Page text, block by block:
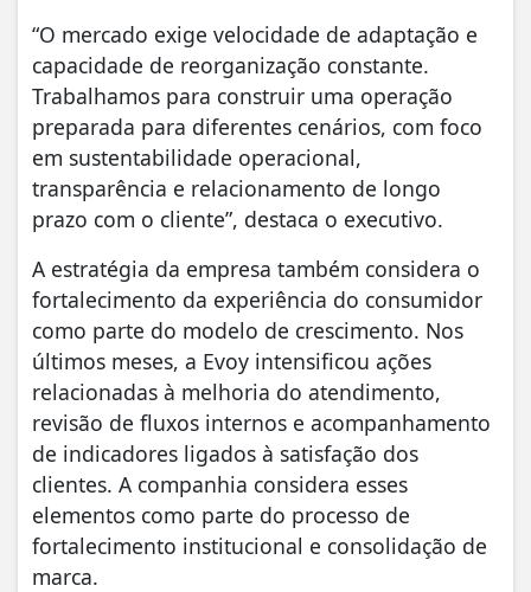
“O mercado exige velocidade de adaptação e
capacidade de reorganização constante.
Trabalhamos para construir uma operação
preparada para diferentes cenários, com foco
em sustentabilidade operacional,
transparência e relacionamento de longo
prazo com o cliente”, destaca o executivo.
A estratégia da empresa também considera o
fortalecimento da experiência do consumidor
como parte do modelo de crescimento. Nos
últimos meses, a Evoy intensificou ações
relacionadas à melhoria do atendimento,
revisão de fluxos internos e acompanhamento
de indicadores ligados à satisfação dos
clientes. A companhia considera esses
elementos como parte do processo de
fortalecimento institucional e consolidação de
marca.